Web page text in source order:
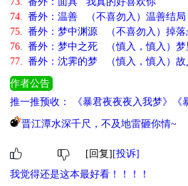
74. 番外：温善 （不喜勿入）温善结
75. 番外：梦中渊源 （不喜勿入）掉
76. 番外：梦中之死 （慎入，慎入）
77. 番外：沈霁的梦 （慎入，慎入）故
作者公告
推一推预收： 《暴君夜夜夜入我梦》《
成了前夫的继妹》继兄他为何那样《重
兄》被掌控欲帝王盯上了《皇兄非要爱
常》《对照组女配的奋斗日常》 《替嫁
貌动人》 《替嫁给废太子》《替嫁给废
晋江潭水深千尺，不及地雷砸你情~
[回复] [投诉]
我觉得还是这本最好看！！！！